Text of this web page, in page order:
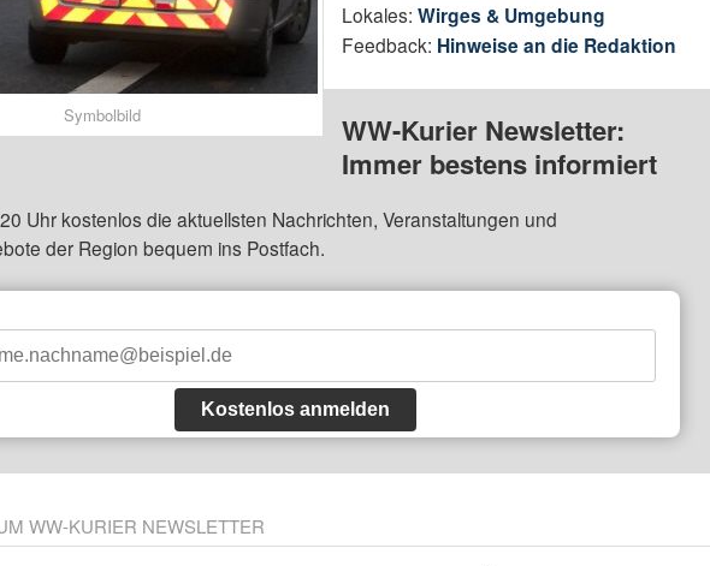
Symbolbild
Lokales:Wirges & Umgebung
Feedback: Hinweise an die Redaktion
WW-Kurier Newsletter:
Immer bestens informiert
Uhr kostenlos die aktuellsten Nachrichten, Veranstaltungen und
der Region bequem ins Postfach.
Kostenlos anmelden
WW-KURIER NEWSLETTER